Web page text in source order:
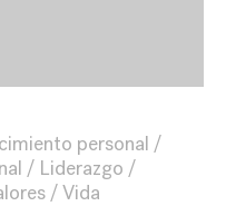
personal
Liderazgo
Vida